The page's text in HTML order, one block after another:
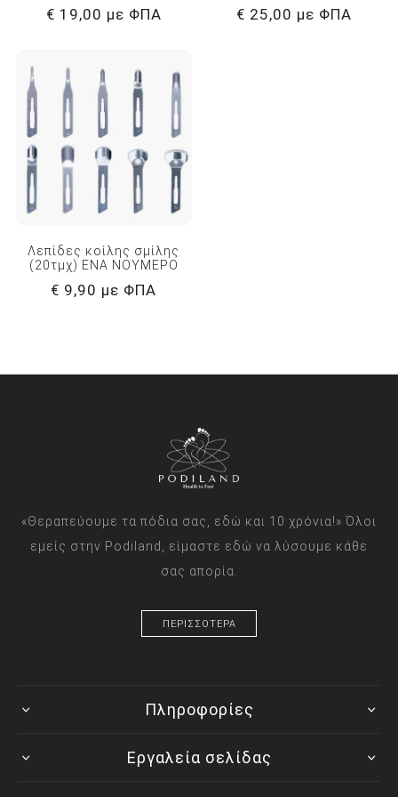
€ 19,00 με ΦΠΑ € 25,00 με ΦΠΑ
Λεπίδες κοίλης σμίλης
(20τμχ) ΕΝΑ ΝΟΥΜΕΡΟ
€ 9,90 με ΦΠΑ
«Θεραπεύουμε τα πόδια σας, εδώ και 10 χρόνια!» Όλοι
εμείς στην Podiland, είμαστε εδώ να λύσουμε κάθε
σας απορία.
ΠΕΡΙΣΣΟΤΕΡΑ
Πληροφορίες
Εργαλεία σελίδας